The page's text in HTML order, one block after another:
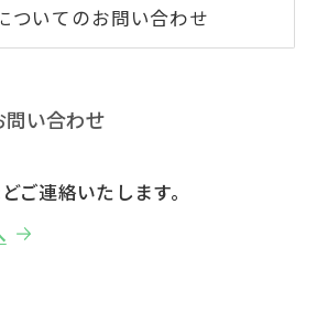
ついてのお問い合わせ
い合わせ
ご連絡いたします。